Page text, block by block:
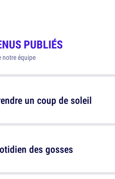
PUBLIÉS
notre équipe
un coup de soleil
des gosses